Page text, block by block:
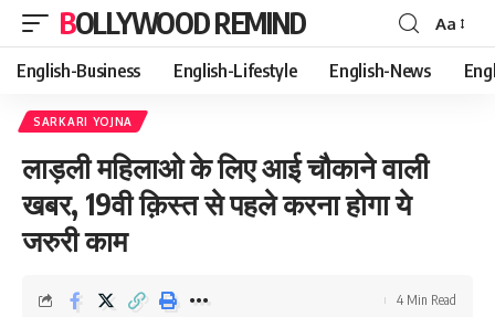
BOLLYWOOD REMIND
Font
Resizer
Aa
English-Business English-Lifestyle English-News
SARKARI YOJNA
लाड़ली महिलाओ के लिए आई चौकाने वाली
खबर, 19वी क़िस्त से पहले करना होगा ये
जरुरी काम
4 Min Read